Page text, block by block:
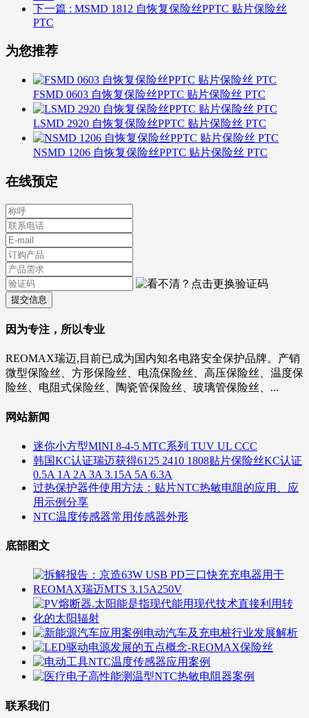
下一篇 : MSMD 1812 自恢复保险丝PPTC 贴片保险丝
PTC
为您推荐
FSMD 0603 自恢复保险丝PPTC 贴片保险丝 PTC
LSMD 2920 自恢复保险丝PPTC 贴片保险丝 PTC
NSMD 1206 自恢复保险丝PPTC 贴片保险丝 PTC
在线预定
提交信息
因为专注，所以专业
REOMAX瑞迈,目前已成为国内知名电路安全保护品牌。产销
微型保险丝、方形保险丝、电流保险丝、高压保险丝、温度保
险丝、电阻式保险丝、陶瓷管保险丝、玻璃管保险丝、...
网站新闻
迷你小方型MINI 8-4-5 MTC系列 TUV UL CCC
韩国KC认证瑞迈获得6125 2410 1808贴片保险丝KC认证
0.5A 1A 2A 3A 3.15A 5A 6.3A
过热保护器件使用方法：贴片NTC热敏电阻的应用、应
用示例分享
NTC温度传感器常用传感器外形
底部图文
联系我们